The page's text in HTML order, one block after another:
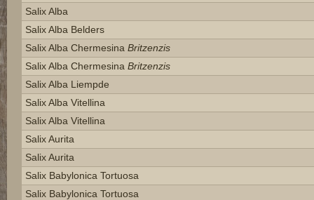
Salix Alba
Salix Alba Belders
Salix Alba Chermesina Britzenzis
Salix Alba Chermesina Britzenzis
Salix Alba Liempde
Salix Alba Vitellina
Salix Alba Vitellina
Salix Aurita
Salix Aurita
Salix Babylonica Tortuosa
Salix Babylonica Tortuosa